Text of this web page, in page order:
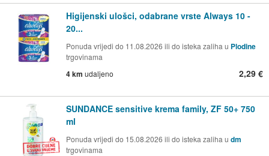
Higijenski ulošci, odabrane vrste Always 10 -
20...
Ponuda vrijedi do 11.08.2026 ili do isteka zaliha u Plodine
trgovinama
4 km udaljeno 2,29 €
SUNDANCE sensitive krema family, ZF 50+ 750
ml
Ponuda vrijedi do 15.08.2026 ili do isteka zaliha u dm
trgovinama